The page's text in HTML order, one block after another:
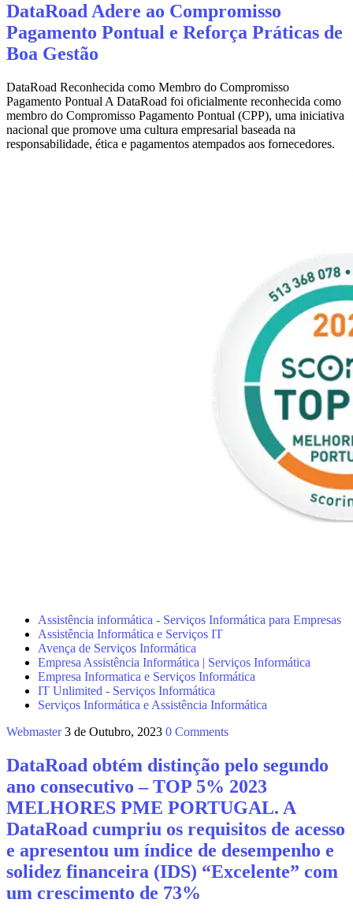
DataRoad Adere ao Compromisso
Pagamento Pontual e Reforça Práticas de
Boa Gestão
DataRoad Reconhecida como Membro do Compromisso
Pagamento Pontual A DataRoad foi oficialmente reconhecida como
membro do Compromisso Pagamento Pontual (CPP), uma iniciativa
nacional que promove uma cultura empresarial baseada na
responsabilidade, ética e pagamentos atempados aos fornecedores.
Assistência informática - Serviços Informática para Empresas
Assistência Informática e Serviços IT
Avença de Serviços Informática
Empresa Assistência Informática | Serviços Informática
Empresa Informatica e Serviços Informática
IT Unlimited - Serviços Informática
Serviços Informática e Assistência Informática
Webmaster 3 de Outubro, 2023 0 Comments
DataRoad obtém distinção pelo segundo
ano consecutivo – TOP 5% 2023
MELHORES PME PORTUGAL. A
DataRoad cumpriu os requisitos de acesso
e apresentou um índice de desempenho e
solidez financeira (IDS) “Excelente” com
um crescimento de 73%